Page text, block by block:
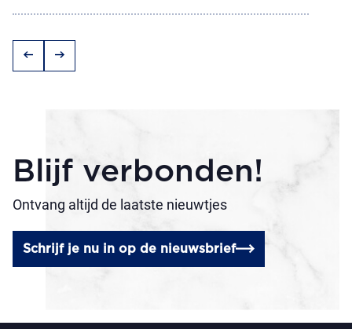
arrow_left_alt arrow_right_alt
Blijf verbonden!
Ontvang altijd de laatste nieuwtjes
Schrijf je nu in op de nieuwsbrief